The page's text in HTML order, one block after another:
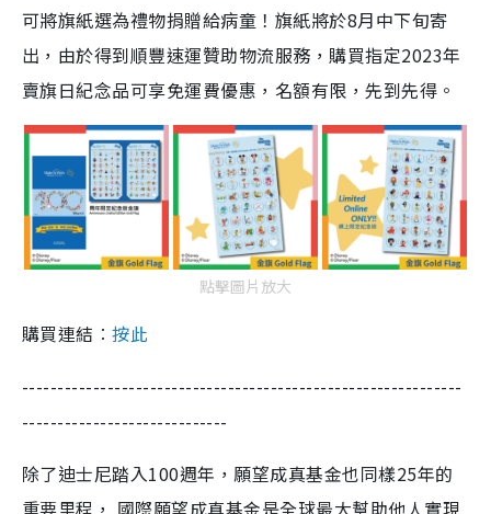
可將旗紙選為禮物捐贈給病童！ 旗紙將於8月中下旬寄
出，由於得到順豐速運贊助物流服務，購買指定2023年
賣旗日紀念品可享免運費優惠，名額有限，先到先得。
點擊圖片放大
購買連結︰按此
--------------------------------------------------------------
-----------------------------
除了迪士尼踏入100週年，願望成真基金也同樣25年的